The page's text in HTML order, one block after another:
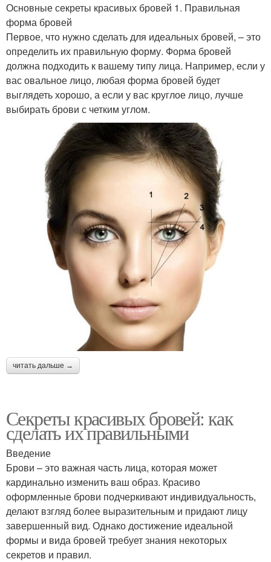
Основные секреты красивых бровей 1. Правильная
форма бровей
Первое, что нужно сделать для идеальных бровей, – это
определить их правильную форму. Форма бровей
должна подходить к вашему типу лица. Например, если у
вас овальное лицо, любая форма бровей будет
выглядеть хорошо, а если у вас круглое лицо, лучше
выбирать брови с четким углом.
читать дальше →
Секреты красивых бровей: как
сделать их правильными
Введение
Брови – это важная часть лица, которая может
кардинально изменить ваш образ. Красиво
оформленные брови подчеркивают индивидуальность,
делают взгляд более выразительным и придают лицу
завершенный вид. Однако достижение идеальной
формы и вида бровей требует знания некоторых
секретов и правил.